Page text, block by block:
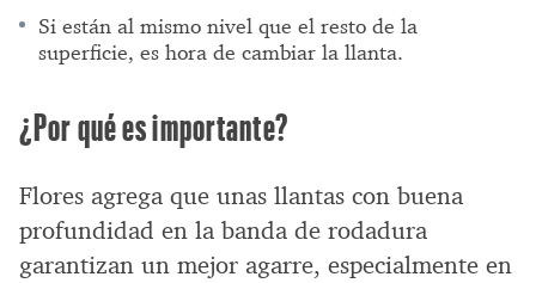
Si están al mismo nivel que el resto de la
superficie, es hora de cambiar la llanta.
¿Por qué es importante?
Flores agrega que unas llantas con buena
profundidad en la banda de rodadura
garantizan un mejor agarre, especialmente en